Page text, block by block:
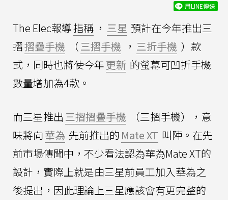
用LINE傳送
The Elec報導指稱 ， 三星 預計在今年推出三
摺摺疊手機 （三摺手機 ， 三折手機 ）款
式，同時也將使今年更新 的螢幕可凹折手機
數量增加為4款。
而三星推出 三摺摺疊手機
（三摺手機），意
味將向華為 先前推出的 Mate XT 叫陣。在先
前市場傳聞中，不少看法認為華為Mate XT的
設計，實際上就是由三星前員工加入華為之
後提出，因此理論上三星應該會有更完整的